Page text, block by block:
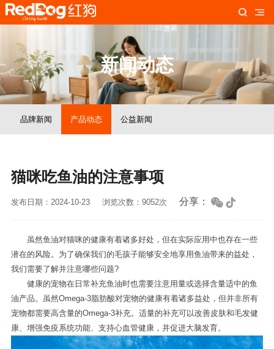
新闻动态
品牌新闻 产品动态 公益新闻
猫咪吃鱼油的注意事项
发布日期：2024-10-23 浏览次数：9052次 分享：
虽然鱼油对猫咪的健康有着诸多好处，但在实际应用中也存在一些
潜在的风险。为了确保我们的毛孩子能够安全地享用鱼油带来的益处，
我们需要了解并注意哪些问题?
健康的宠物在日常补充鱼油时也需要注意用量或选择含量适中的鱼
油产品。虽然Omega-3脂肪酸对宠物的健康有着诸多益处，但并非所有
宠物都需要高含量的Omega-3补充。适量的补充可以改善皮肤和毛发健
康、增强免疫系统功能、支持心血管健康，并促进大脑发育。